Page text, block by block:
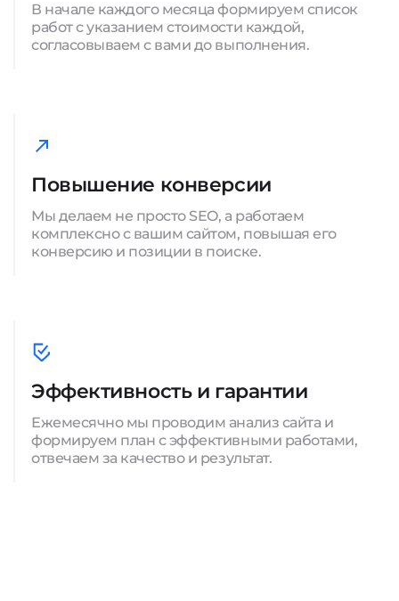
В начале каждого месяца формируем список
работ с указанием стоимости каждой,
согласовываем с вами до выполнения.
Повышение конверсии
Мы делаем не просто SEO, а работаем
комплексно с вашим сайтом, повышая его
конверсию и позиции в поиске.
Эффективность и гарантии
Ежемесячно мы проводим анализ сайта и
формируем план с эффективными работами,
отвечаем за качество и результат.